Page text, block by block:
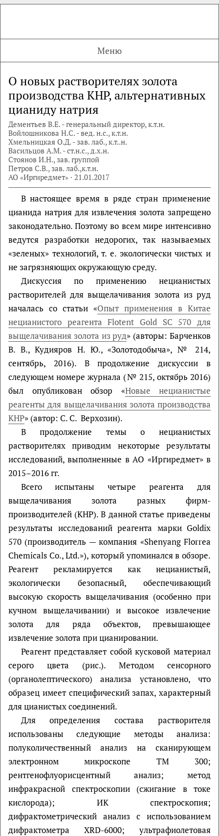
Меню
О новых растворителях золота
производства КНР, альтернативных
цианиду натрия
Дементьев В.Е. - генеральный директор, к.т.н.
Войлошникова Н.С. - вед. н.с., к.т.н.
Хмельницкая О.Д. - зав. лаб., к.т..н.
Васильцов А.М. - ст.н.с., д.х.н.
Стоянов И.Н., зав. группой
Петров С.В., зав. лаб.,к.т.н.
АО «Иргиредмет» · 21.01.2017
В настоящее время в ряде стран применение
цианида натрия для извлечения золота запрещено
законодательно. Поэтому во всем мире интенсивно
ведутся разработки недорогих, так называемых
«зеленых» технологий, т. е. экологически чистых и
не загрязняющих окружающую среду.
Дискуссия по применению нецианистых
растворителей для выщелачивания золота из руд
началась со статьи «Опыт применения в Китае
нецианистого реагента Flotent Gold SC 570 для
выщелачивания золота из руд» (авторы: Барченков
В. В., Кудияров Н. Ю., «Зoлотодобыча», № 214,
сентябрь, 2016). В продолжение дискуссии в
следующем номере журнала (№ 215, октябрь 2016)
был опубликован обзор «Новые нецианистые
реагенты для выщелачивания золота производства
КНР» (автор: С. С. Верхозин).
В продолжение темы о нецианистых
растворителях приводим некоторые результаты
исследований, выполненные в АО «Иргиредмет» в
2015–2016 гг.
Всего испытаны четыре реагента для
выщелачивания золота разных фирм-
производителей (КНР). В данной статье приведены
результаты исследований реагента марки Goldix
570 (производитель — компания «Shenyang Florrea
Chemicals Co., Ltd.»), который упоминался в обзоре.
Реагент рекламируется как нецианистый,
экологически безопасный, обеспечивающий
высокую скорость выщелачивания (особенно при
кучном выщелачивании) и высокое извлечение
золота для ряда объектов, превышающее
извлечение золота при цианировании.
Реагент представляет собой кусковой материал
серого цвета (рис.). Методом сенсорного
(органолептического) анализа установлено, что
образец имеет специфический запах, характерный
для цианистых соединений.
Для определения состава растворителя
использованы следующие методы анализа:
полуколичественный анализ на сканирующем
электронном микроскопе TM 300;
рентгенофлуорисцентный анализ; метод
инфракрасной спектроскопии (сжигание в токе
кислорода); ИК спектроскопия;
дифрактометрический анализ с использованием
дифрактометра XRD-6000; ультрафиолетовая